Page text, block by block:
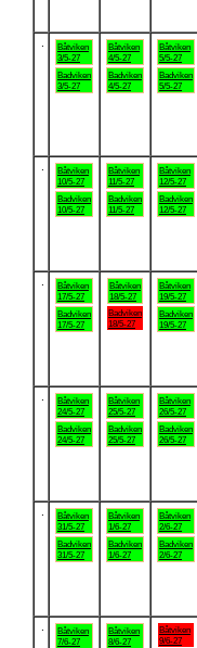
Båtviken
3/5-27
Badviken
3/5-27
Båtviken
4/5-27
Badviken
4/5-27
Båtviken
5/5-27
Badviken
5/5-27
Båtviken
10/5-27
Badviken
10/5-27
Båtviken
11/5-27
Badviken
11/5-27
Båtviken
12/5-27
Badviken
12/5-27
Båtviken
17/5-27
Badviken
17/5-27
Båtviken
18/5-27
Badviken
18/5-27
Båtviken
19/5-27
Badviken
19/5-27
Båtviken
24/5-27
Badviken
24/5-27
Båtviken
25/5-27
Badviken
25/5-27
Båtviken
26/5-27
Badviken
26/5-27
Båtviken
31/5-27
Badviken
31/5-27
Båtviken
1/6-27
Badviken
1/6-27
Båtviken
2/6-27
Badviken
2/6-27
Båtviken
7/6-27
Båtviken
8/6-27
Båtviken
9/6-27